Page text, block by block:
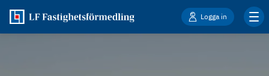
Logga in